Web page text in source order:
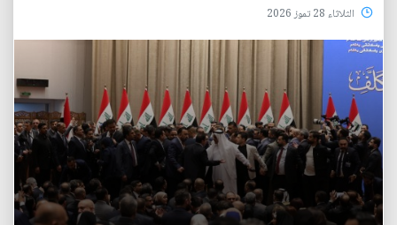
الثلاثاء 28 تموز 2026